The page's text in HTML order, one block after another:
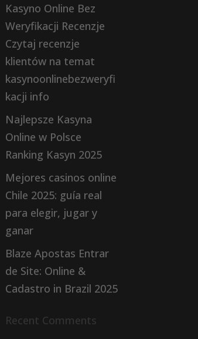
Kasyno Online Bez
Weryfikacji Recenzje
Czytaj recenzje
klientów na temat
kasynoonlinebezweryfi
kacji info
Najlepsze Kasyna
Online w Polsce
Ranking Kasyn 2025
Mejores casinos online
Chile 2025: guía real
para elegir, jugar y
ganar
Blaze Apostas Entrar
de Site: Online &
Cadastro in Brazil 2025
Recent Comments